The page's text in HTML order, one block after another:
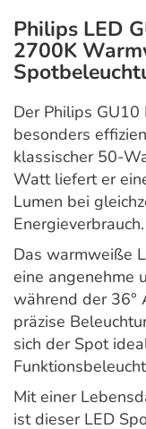
Philips LED
2700K
Der Philips
besonders
klassischer 50-
Watt liefert er
Lumen bei
Energieverbrauch.
Das warmweiße
eine angenehme
während der 36°
präzise
sich der Spot
Mit einer
ist dieser LED